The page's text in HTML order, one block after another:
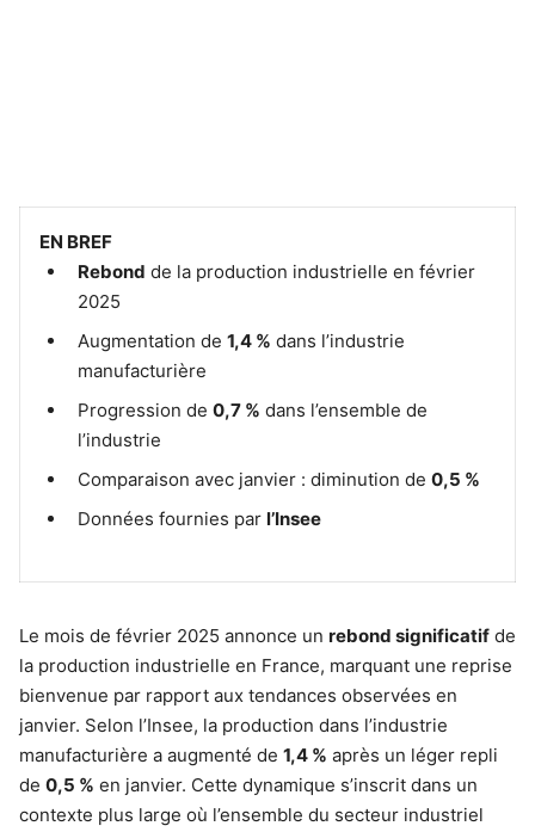
EN BREF
Rebond de la production industrielle en février
2025
Augmentation de 1,4 % dans l’industrie
manufacturière
Progression de 0,7 % dans l’ensemble de
l’industrie
Comparaison avec janvier : diminution de 0,5 %
Données fournies par l’Insee
Le mois de février 2025 annonce un rebond significatif de
la production industrielle en France, marquant une reprise
bienvenue par rapport aux tendances observées en
janvier. Selon l’Insee, la production dans l’industrie
manufacturière a augmenté de 1,4 % après un léger repli
de 0,5 % en janvier. Cette dynamique s’inscrit dans un
contexte plus large où l’ensemble du secteur industriel